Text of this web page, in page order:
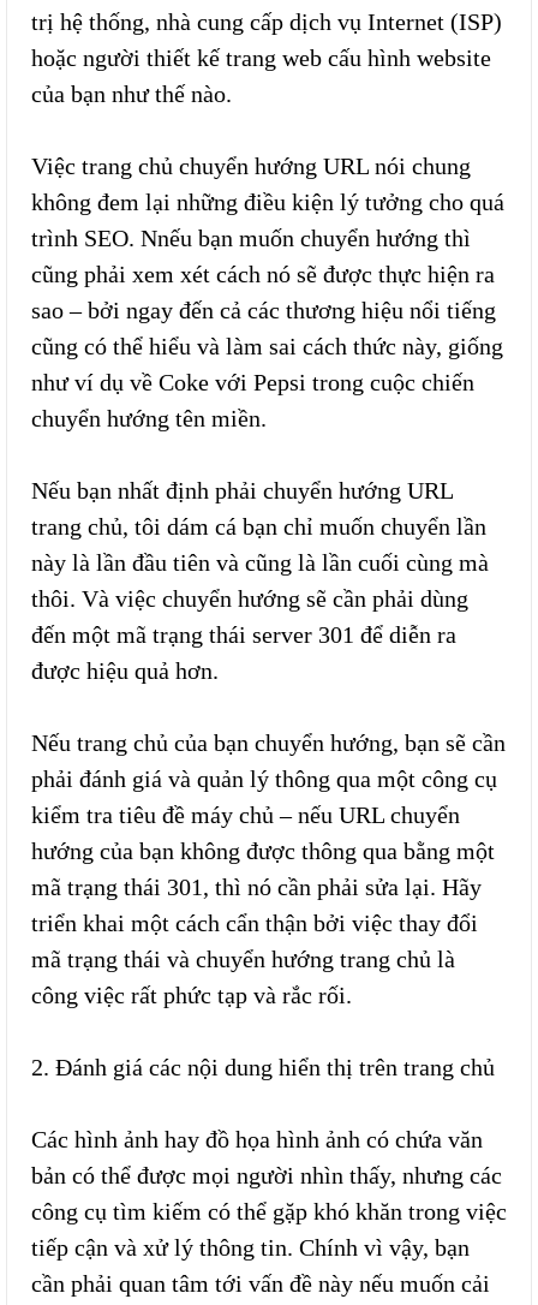
trị hệ thống, nhà cung cấp dịch vụ Internet (ISP)
hoặc người thiết kế trang web cấu hình website
của bạn như thế nào.
Việc trang chủ chuyển hướng URL nói chung
không đem lại những điều kiện lý tưởng cho quá
trình SEO. Nnếu bạn muốn chuyển hướng thì
cũng phải xem xét cách nó sẽ được thực hiện ra
sao – bởi ngay đến cả các thương hiệu nổi tiếng
cũng có thể hiểu và làm sai cách thức này, giống
như ví dụ về Coke với Pepsi trong cuộc chiến
chuyển hướng tên miền.
Nếu bạn nhất định phải chuyển hướng URL
trang chủ, tôi dám cá bạn chỉ muốn chuyển lần
này là lần đầu tiên và cũng là lần cuối cùng mà
thôi. Và việc chuyển hướng sẽ cần phải dùng
đến một mã trạng thái server 301 để diễn ra
được hiệu quả hơn.
Nếu trang chủ của bạn chuyển hướng, bạn sẽ cần
phải đánh giá và quản lý thông qua một công cụ
kiểm tra tiêu đề máy chủ – nếu URL chuyển
hướng của bạn không được thông qua bằng một
mã trạng thái 301, thì nó cần phải sửa lại. Hãy
triển khai một cách cẩn thận bởi việc thay đổi
mã trạng thái và chuyển hướng trang chủ là
công việc rất phức tạp và rắc rối.
2. Đánh giá các nội dung hiển thị trên trang chủ
Các hình ảnh hay đồ họa hình ảnh có chứa văn
bản có thể được mọi người nhìn thấy, nhưng các
công cụ tìm kiếm có thể gặp khó khăn trong việc
tiếp cận và xử lý thông tin. Chính vì vậy, bạn
cần phải quan tâm tới vấn đề này nếu muốn cải